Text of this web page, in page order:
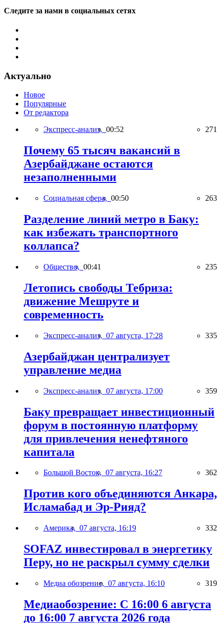
Следите за нами в социальных сетях
Актуально
Новое
Популярные
От редактора
Экспресс-анализ, 00:52 271
Почему 65 тысяч вакансий в
Азербайджане остаются
незаполненными
Социальная сфера, 00:50 263
Разделение линий метро в Баку:
как избежать транспортного
коллапса?
Общество, 00:41 235
Летопись свободы Тебриза:
движение Мешруте и
современность
Экспресс-анализ, 07 августа, 17:28 335
Азербайджан централизует
управление медиа
Экспресс-анализ, 07 августа, 17:00 359
Баку превращает инвестиционный
форум в постоянную платформу
для привлечения ненефтяного
капитала
Большой Восток, 07 августа, 16:27 362
Против кого объединяются Анкара,
Исламабад и Эр-Рияд?
Америка, 07 августа, 16:19 332
SOFAZ инвестировал в энергетику
Перу, но не раскрыл сумму сделки
Медиа обозрение, 07 августа, 16:10 319
Медиаобозрение: С 16:00 6 августа
до 16:00 7 августа 2026 года